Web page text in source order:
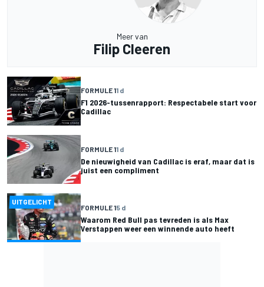
Meer van
Filip Cleeren
FORMULE 11 d
F1 2026-tussenrapport: Respectabele start voor
Cadillac
FORMULE 11 d
De nieuwigheid van Cadillac is eraf, maar dat is
juist een compliment
UITGELICHT
FORMULE 15 d
Waarom Red Bull pas tevreden is als Max
Verstappen weer een winnende auto heeft